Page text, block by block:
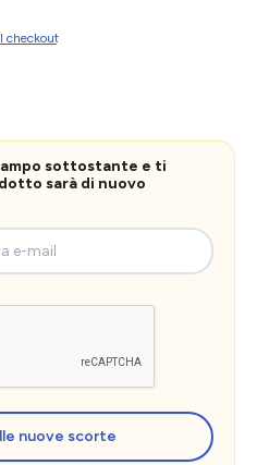
checkout
sottostante e ti
sarà di nuovo
mail
nuove scorte